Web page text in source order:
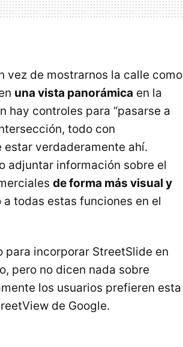
vez de mostrarnos la calle como
una vista panorámica en la
hay controles para “pasarse a
todo con
verdaderamente ahí.
adjuntar información sobre el
de forma más visual y
todas estas funciones en el
para incorporar StreetSlide en
pero no dicen nada sobre
los usuarios prefieren esta
de Google.